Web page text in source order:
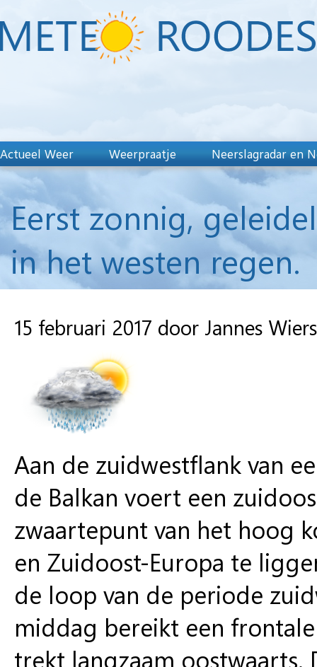
Actueel Weer Weerpraatje Neerslagradar en
Eerst zonnig,
in het westen regen.
15 februari 2017 door Jannes
Aan de zuidwestflank van
de Balkan voert een
zwaartepunt van het hoog
en Zuidoost-Europa te
de loop van de periode
middag bereikt een
trekt langzaam